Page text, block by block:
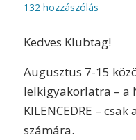
132 hozzászólás
Kedves Klubtag!
Augusztus 7-15
lelkigyakorlatra – a
KILENCEDRE –
számára.